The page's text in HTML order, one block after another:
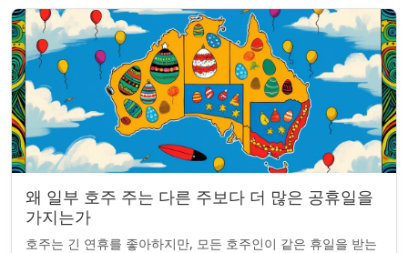
왜 일부 호주 주는 다른 주보다 더 많은 공휴일을
가지는가
호주는 긴 연휴를 좋아하지만, 모든 호주인이 같은 휴일을 받는